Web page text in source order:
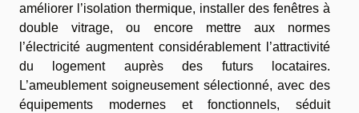
améliorer l’isolation thermique, installer des fenêtres à
double vitrage, ou encore mettre aux normes
l’électricité augmentent considérablement l’attractivité
du logement auprès des futurs locataires.
L’ameublement soigneusement sélectionné, avec des
équipements modernes et fonctionnels, séduit